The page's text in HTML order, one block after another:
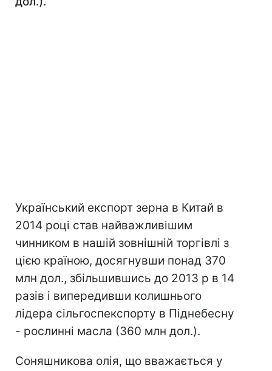
Український експорт зерна в Китай в
2014 році став найважливішим
чинником в нашій зовнішній торгівлі з
цією країною, досягнувши понад 370
млн дол., збільшившись до 2013 р в 14
разів і випередивши колишнього
лідера сільгоспекспорту в Піднебесну
- рослинні масла (360 млн дол.).
Соняшникова олія, що вважається у